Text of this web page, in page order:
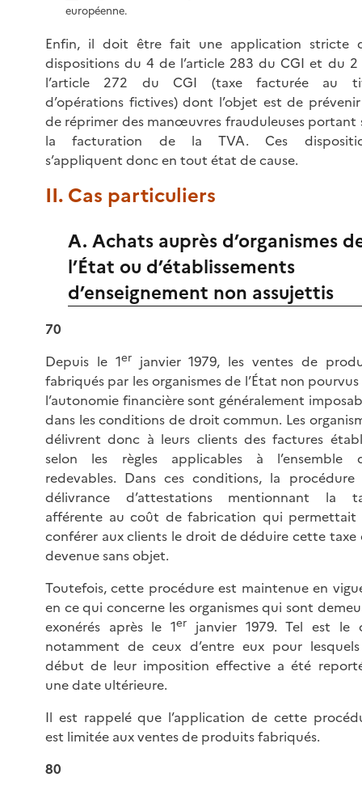
européenne.
Enfin, il doit être fait une application stricte
dispositions du 4 de l’article 283 du CGI et du 2
l’article 272 du CGI (taxe facturée au
d’opérations fictives) dont l’objet est de
de réprimer des manœuvres frauduleuses portant
la facturation de la TVA. Ces
s’appliquent donc en tout état de cause.
II. Cas particuliers
A. Achats auprès d’organismes
l’État ou d’établissements
d’enseignement non assujettis
70
Depuis le 1erjanvier 1979, les ventes de
fabriqués par les organismes de l’État non
l’autonomie financière sont généralement
dans les conditions de droit commun. Les
délivrent donc à leurs clients des factures
selon les règles applicables à l’ensemble
redevables. Dans ces conditions, la procédure
délivrance d’attestations mentionnant la
afférente au coût de fabrication qui permettait
conférer aux clients le droit de déduire cette taxe
devenue sans objet.
Toutefois, cette procédure est maintenue en
en ce qui concerne les organismes qui sont
exonérés après le 1er janvier 1979. Tel est le
notamment de ceux d’entre eux pour
début de leur imposition effective a été
une date ultérieure.
Il est rappelé que l’application de cette
est limitée aux ventes de produits fabriqués.
80